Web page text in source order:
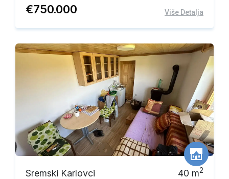
€750.000 Više Detalja
Sremski Karlovci 40 m2